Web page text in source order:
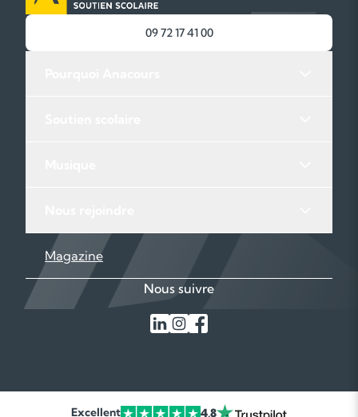
09 72 17 41 00
Magazine
Nous suivre
Excellent 4,8